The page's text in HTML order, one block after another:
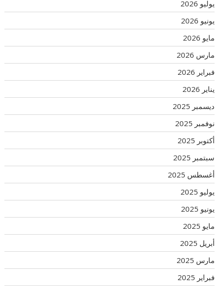
يوليو 2026
يونيو 2026
مايو 2026
مارس 2026
فبراير 2026
يناير 2026
ديسمبر 2025
نوفمبر 2025
أكتوبر 2025
سبتمبر 2025
أغسطس 2025
يوليو 2025
يونيو 2025
مايو 2025
أبريل 2025
مارس 2025
فبراير 2025